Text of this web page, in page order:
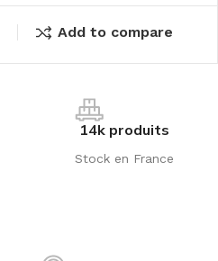
Add to compare
14k produits
Stock en France